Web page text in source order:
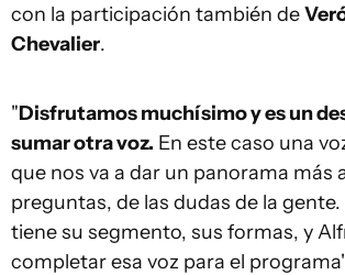
con la participación también de
Chevalier.
"Disfrutamos muchísimo y es un
sumar otra voz. En este caso una
que nos va a dar un panorama más
preguntas, de las dudas de la gente.
tiene su segmento, sus formas, y
completar esa voz para el